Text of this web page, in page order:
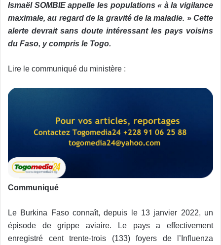
Ismaël SOMBIE appelle les populations « à la vigilance
maximale, au regard de la gravité de la maladie. » Cette
alerte devrait sans doute intéressant les pays voisins
du Faso, y compris le Togo.
Lire le communiqué du ministère :
Communiqué
Le Burkina Faso connaît, depuis le 13 janvier 2022, un
épisode de grippe aviaire. Le pays a effectivement
enregistré cent trente-trois (133) foyers de l’Influenza